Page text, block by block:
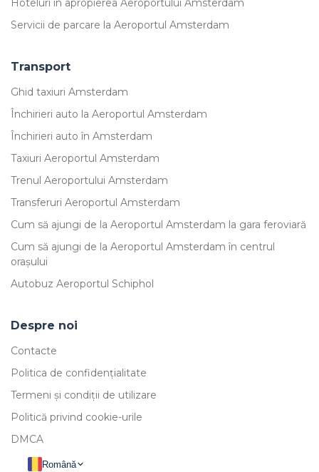
Hoteluri în apropierea Aeroportului Amsterdam
Servicii de parcare la Aeroportul Amsterdam
Transport
Ghid taxiuri Amsterdam
Închirieri auto la Aeroportul Amsterdam
Închirieri auto în Amsterdam
Taxiuri Aeroportul Amsterdam
Trenul Aeroportului Amsterdam
Transferuri Aeroportul Amsterdam
Cum să ajungi de la Aeroportul Amsterdam la gara feroviară
Cum să ajungi de la Aeroportul Amsterdam în centrul
orașului
Autobuz Aeroportul Schiphol
Despre noi
Contacte
Politica de confidențialitate
Termeni și condiții de utilizare
Politică privind cookie-urile
DMCA
Română